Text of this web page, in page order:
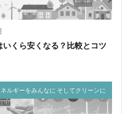
くら安くなる？比較とコツ
ルギーをみんなに そしてクリーンに